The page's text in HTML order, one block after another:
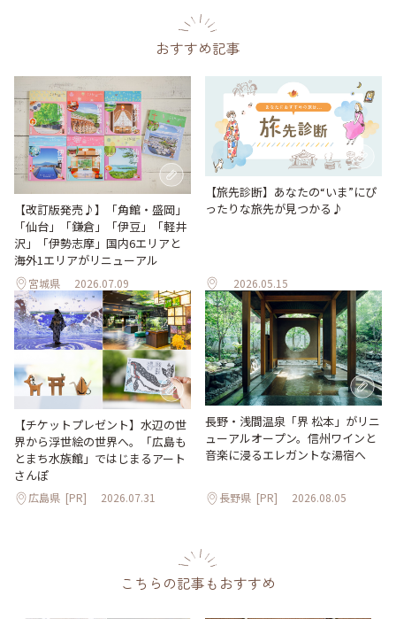
おすすめ記事
【改訂版発売♪】「角館・盛岡」
「仙台」「鎌倉」「伊豆」「軽井
沢」「伊勢志摩」国内6エリアと
海外1エリアがリニューアル
宮城県 2026.07.09
【旅先診断】あなたの“いま”にぴ
ったりな旅先が見つかる♪
2026.05.15
【チケットプレゼント】水辺の世
界から浮世絵の世界へ。「広島も
とまち水族館」ではじまるアート
さんぽ
広島県 [PR] 2026.07.31
長野・浅間温泉「界 松本」がリニ
ューアルオープン。信州ワインと
音楽に浸るエレガントな湯宿へ
長野県 [PR] 2026.08.05
こちらの記事もおすすめ